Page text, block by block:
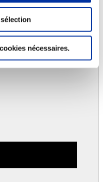
nécessaires.